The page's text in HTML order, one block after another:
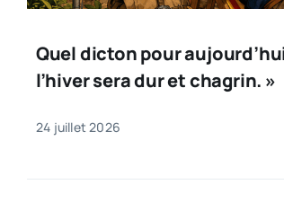
Quel dicton pour
l’hiver sera dur et chagrin. »
24 juillet 2026